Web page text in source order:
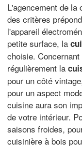
L'agencement de
des critères
l'appareil
petite surface, la
choisie.
régulièrement la
pour un côté
pour un aspect
cuisine aura son
de votre intérieur.
saisons froides,
cuisinière à bois